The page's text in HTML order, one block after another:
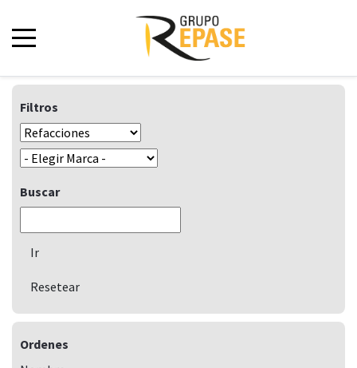
Filtros
Buscar
Ordenes